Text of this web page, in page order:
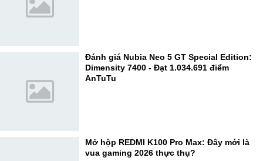
Đánh giá Nubia Neo 5 GT Special Edition:
Dimensity 7400 - Đạt 1.034.691 điểm
AnTuTu
Mở hộp REDMI K100 Pro Max: Đây mới là
vua gaming 2026 thực thụ?